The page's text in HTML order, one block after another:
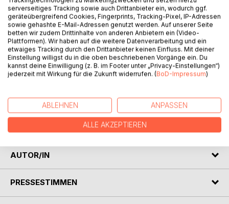
BESCHREIBUNG
Wenige Monate vor einer Bundestagswahl werden ARD
In der Reihe "Ereignisse und Erwartungen" werden
Szenarien für die nahe Zukunft entwickelt.
AUTOR/IN
PRESSESTIMMEN
serverseitiges Tracking sowie auch Drittanbieter ein, wodurch ggf.
geräteübergreifend Cookies, Fingerprints, Tracking-Pixel, IP-Adressen
sowie gehashte E-Mail-Adressen genutzt werden. Auf unserer Seite
betten wir zudem Drittinhalte von anderen Anbietern ein (Video-
Plattformen). Wir haben auf die weitere Datenverarbeitung und ein
etwaiges Tracking durch den Drittanbieter keinen Einfluss. Mit deiner
Einstellung willigst du in die oben beschriebenen Vorgänge ein. Du
kannst deine Einwilligung (z. B. im Footer unter „Privacy-Einstellungen“)
jederzeit mit Wirkung für die Zukunft widerrufen. (BoD-Impressum)
ABLEHNEN ANPASSEN
ALLE AKZEPTIEREN